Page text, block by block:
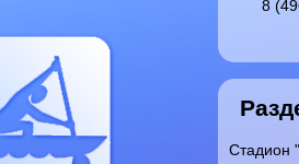
8
Стадион